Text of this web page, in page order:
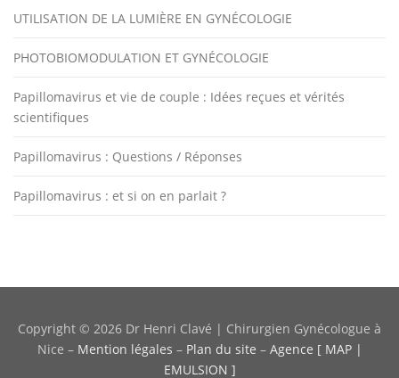
UTILISATION DE LA LUMIÈRE EN GYNÉCOLOGIE
PHOTOBIOMODULATION ET GYNÉCOLOGIE
Papillomavirus et vie de couple : Idées reçues et vérités
scientifiques
Papillomavirus : Questions / Réponses
Papillomavirus : et si on en parlait ?
Copyright © 2026 Dr Henri Clavé | Chirurgien Gynécologue à
Nice – Mention légales – Plan du site – Agence [ MAP |
EMULSION ]